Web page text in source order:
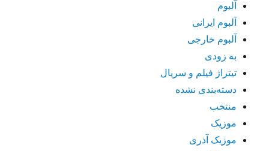
آلبوم
آلبوم ایرانی
آلبوم خارجی
به زودی
تیتراژ فیلم و سریال
دسته‌بندی نشده
منتخب
موزیک
موزیک آذری